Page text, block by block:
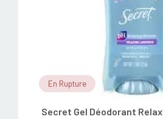
En Rupture
Secret Gel Déodorant